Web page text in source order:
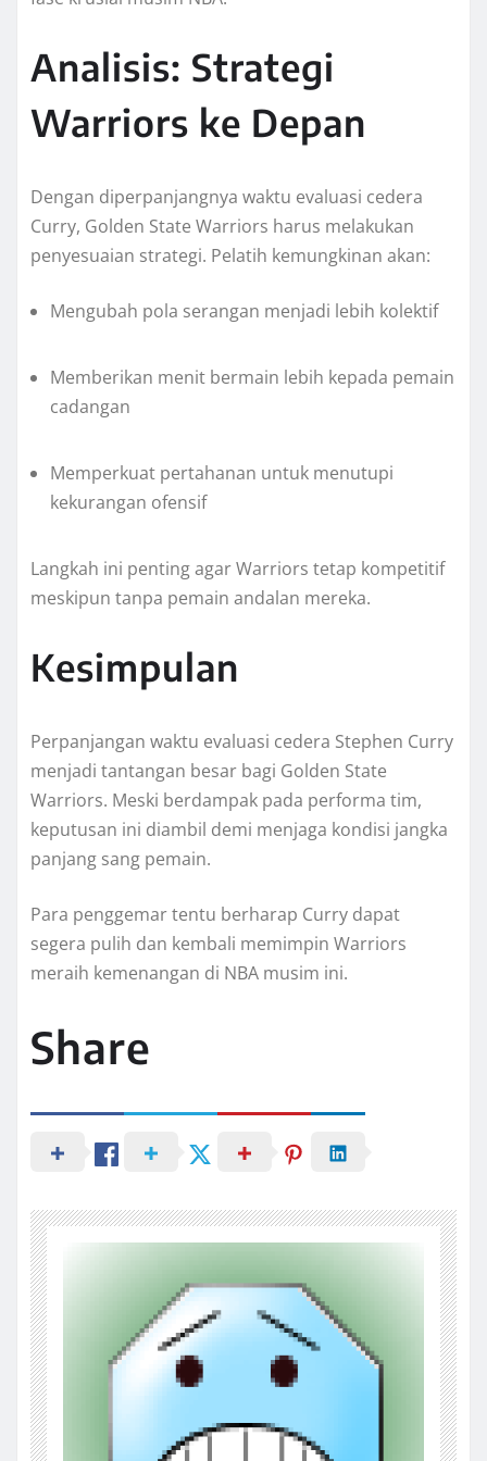
Analisis: Strategi
Warriors ke Depan
Dengan diperpanjangnya waktu evaluasi cedera
Curry, Golden State Warriors harus melakukan
penyesuaian strategi. Pelatih kemungkinan akan:
Mengubah pola serangan menjadi lebih kolektif
Memberikan menit bermain lebih kepada pemain
cadangan
Memperkuat pertahanan untuk menutupi
kekurangan ofensif
Langkah ini penting agar Warriors tetap kompetitif
meskipun tanpa pemain andalan mereka.
Kesimpulan
Perpanjangan waktu evaluasi cedera Stephen Curry
menjadi tantangan besar bagi Golden State
Warriors. Meski berdampak pada performa tim,
keputusan ini diambil demi menjaga kondisi jangka
panjang sang pemain.
Para penggemar tentu berharap Curry dapat
segera pulih dan kembali memimpin Warriors
meraih kemenangan di NBA musim ini.
Share